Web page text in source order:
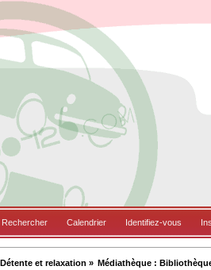
Rechercher Calendrier Identifiez-vous
Détente et relaxation » Médiathèque :